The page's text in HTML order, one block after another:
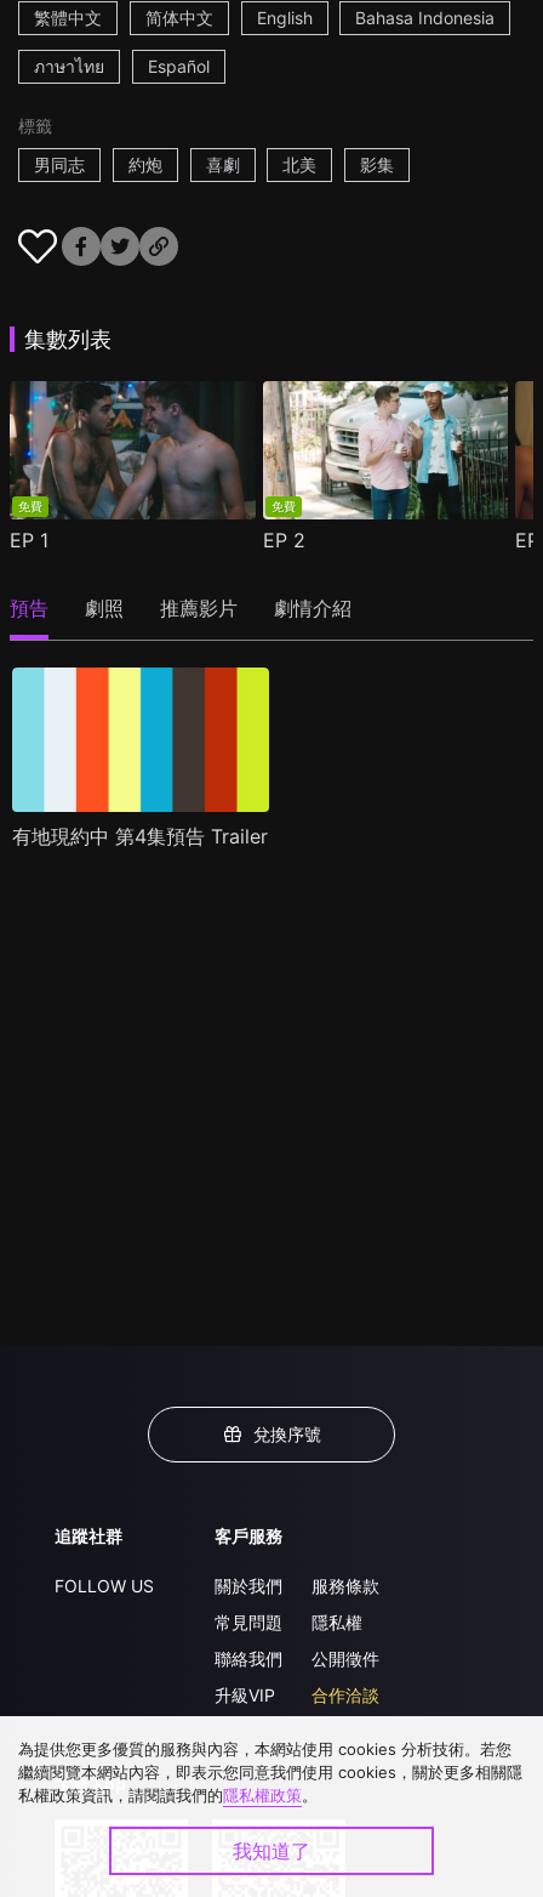
繁體中文
简体中文 English Bahasa Indonesia
ภาษาไทย Español
標籤
男同志
約炮 喜劇 北美 影集
集數列表
免費
EP 1
免費
EP 2
預告 劇照 推薦影片 劇情介紹
有地現約中 第4集預告 Trailer
兌換序號
追蹤社群
FOLLOW US
客戶服務
關於我們
常見問題
聯絡我們
升級VIP
服務條款
隱私權
公開徵件
合作洽談
下載 APP
為提供您更多優質的服務與內容，本網站使用 cookies 分析技術。若您
繼續閱覽本網站內容，即表示您同意我們使用 cookies，關於更多相關隱
私權政策資訊，請閱讀我們的隱私權政策。
我知道了